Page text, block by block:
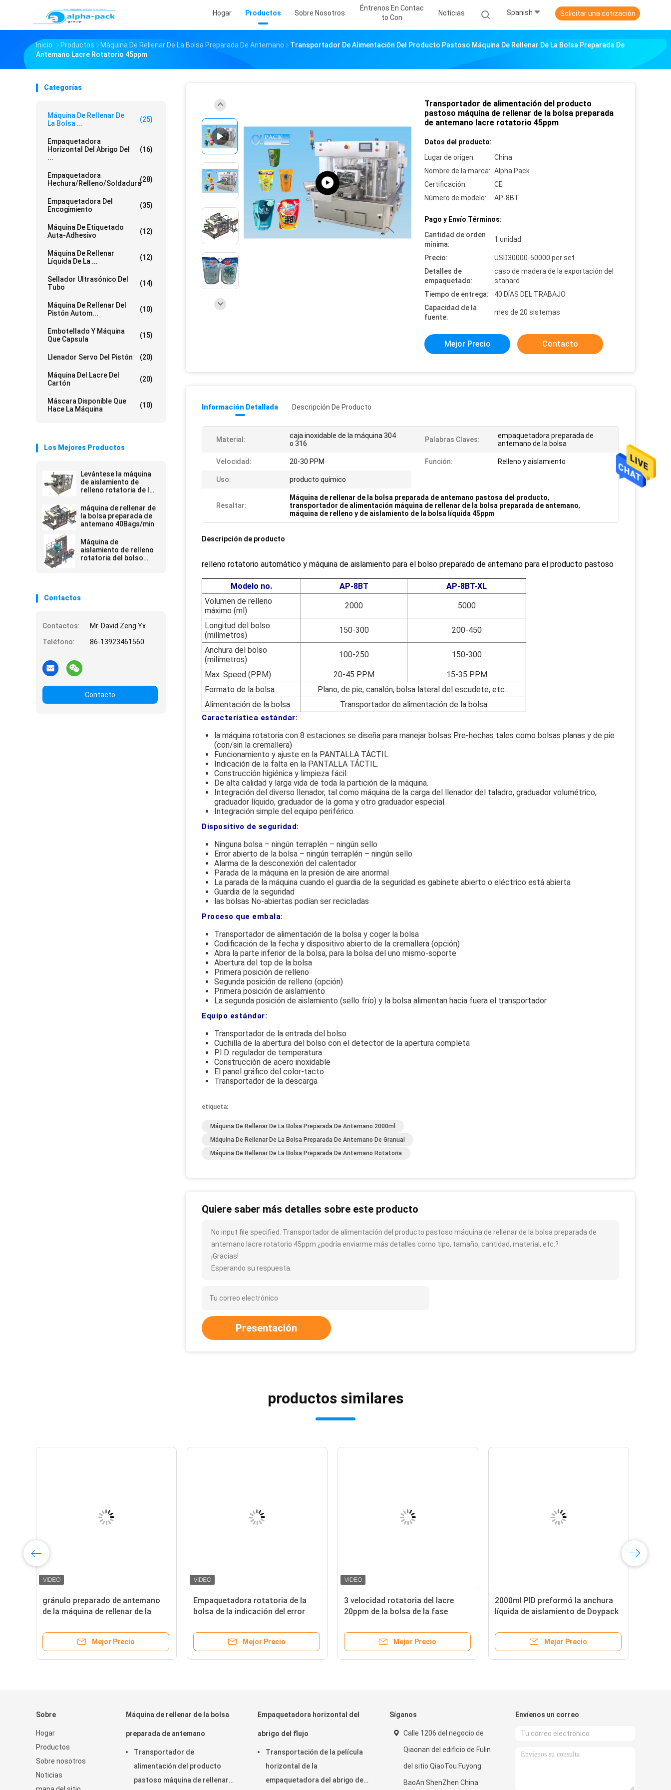
Hogar Productos Sobre Nosotros
Éntrenos En Contac
To Con
Noticias Spanish Solicitar una cotización
Inicio Productos Máquina De Rellenar De La Bolsa Preparada De Antemano
Transportador De Alimentación Del Producto Pastoso Máquina De Rellenar De La Bolsa Preparada De
Antemano Lacre Rotatorio 45ppm
Categorías
Máquina De Rellenar De
La Bolsa ...
(25)
Empaquetadora
Horizontal Del Abrigo Del
...
(16)
Empaquetadora
Hechura/relleno/soldadura(28)
Empaquetadora Del
Encogimiento
(35)
Máquina De Etiquetado
Auta-Adhesivo
(12)
Máquina De Rellenar
Líquida De La ...
(12)
Sellador Ultrasónico Del
Tubo
(14)
Máquina De Rellenar Del
Pistón Autom...
(10)
Embotellado Y Máquina
Que Capsula
(15)
Llenador Servo Del Pistón (20)
Máquina Del Lacre Del
Cartón
(20)
Máscara Disponible Que
Hace La Máquina
(10)
Los Mejores Productos
Levántese la máquina
de aislamiento de
relleno rotatoria de la
máquina de rellenar de
la bolsa preparada de
antemano 40Bags/min
Máquina de
aislamiento de relleno
rotatoria del bolso
Contactos
Contactos:
Mr. David Zeng Yx
Teléfono:
86-13923461560
Contacto
Transportador de alimentación del producto
pastoso máquina de rellenar de la bolsa preparada
de antemano lacre rotatorio 45ppm
Datos del producto:
Lugar de origen:
China
Nombre de la marca: Alpha Pack
Certificación:
CE
Número de modelo:
AP-8BT
Pago y Envío Términos:
Cantidad de orden
mínima:
1 unidad
Precio:
USD30000-50000 per set
Detalles de
empaquetado:
caso de madera de la exportación del
stanard
Tiempo de entrega:
40 DÍAS DEL TRABAJO
Capacidad de la
fuente:
mes de 20 sistemas
Mejor Precio Contacto
Información Detallada Descripción De Producto
Material:
caja inoxidable de la máquina 304
o 316
Palabras Claves:
empaquetadora preparada de
antemano de la bolsa
Velocidad: 20-30 PPM Función: Relleno y aislamiento
Uso: producto químico
Resaltar:
Máquina de rellenar de la bolsa preparada de antemano pastosa del producto,
transportador de alimentación máquina de rellenar de la bolsa preparada de antemano,
máquina de relleno y de aislamiento de la bolsa líquida 45ppm
Descripción de producto
relleno rotatorio automático y máquina de aislamiento para el bolso preparado de antemano para el producto pastoso
Modelo no. AP-8BT
AP-8BT-XL
Volumen de relleno
máximo (ml)
2000 5000
Longitud del bolso
(milímetros)
150-300 200-450
Anchura del bolso
(milímetros)
100-250 150-300
Max. Speed (PPM) 20-45 PPM
15-35 PPM
Formato de la bolsa
Plano, de pie, canalón, bolsa lateral del escudete, etc…
Alimentación de la bolsa
Transportador de alimentación de la bolsa
Característica estándar:
la máquina rotatoria con 8 estaciones se diseña para manejar bolsas Pre-hechas tales como bolsas planas y de pie
(con/sin la cremallera)
Funcionamiento y ajuste en la PANTALLA TÁCTIL.
Indicación de la falta en la PANTALLA TÁCTIL.
Construcción higiénica y limpieza fácil.
De alta calidad y larga vida de toda la partición de la máquina.
Integración del diverso llenador, tal como máquina de la carga del llenador del taladro, graduador volumétrico,
graduador líquido, graduador de la goma y otro graduador especial.
Integración simple del equipo periférico.
Dispositivo de seguridad:
Ninguna bolsa – ningún terraplén – ningún sello
Error abierto de la bolsa – ningún terraplén – ningún sello
Alarma de la desconexión del calentador
Parada de la máquina en la presión de aire anormal
La parada de la máquina cuando el guardia de la seguridad es gabinete abierto o eléctrico está abierta
Guardia de la seguridad
las bolsas No-abiertas podían ser recicladas
Proceso que embala:
Transportador de alimentación de la bolsa y coger la bolsa
Codificación de la fecha y dispositivo abierto de la cremallera (opción)
Abra la parte inferior de la bolsa, para la bolsa del uno mismo-soporte
Abertura del top de la bolsa
Primera posición de relleno
Segunda posición de relleno (opción)
Primera posición de aislamiento
La segunda posición de aislamiento (sello frío) y la bolsa alimentan hacia fuera el transportador
Equipo estándar:
Transportador de la entrada del bolso
Cuchilla de la abertura del bolso con el detector de la apertura completa
P.I.D. regulador de temperatura
Construcción de acero inoxidable
El panel gráfico del color-tacto
Transportador de la descarga
etiqueta:
Máquina De Rellenar De La Bolsa Preparada De Antemano 2000ml
Máquina De Rellenar De La Bolsa Preparada De Antemano De Granual
Máquina De Rellenar De La Bolsa Preparada De Antemano Rotatoria
Quiere saber más detalles sobre este producto
No input file specified. Transportador de alimentación del producto pastoso máquina de rellenar de la bolsa preparada de
antemano lacre rotatorio 45ppm ¿podría enviarme más detalles como tipo, tamaño, cantidad, material, etc.?
¡Gracias!
Esperando su respuesta.
Presentación
productos similares
gránulo preparado de antemano
de la máquina de rellenar de la
empaqueta OPP
Mejor Precio
Empaquetadora rotatoria de la
bolsa de la indicación del error
Doypack de la bolsa
Mejor Precio
3 velocidad rotatoria del lacre
20ppm de la bolsa de la fase
preparada de antemano de la
máquina de rellenarMejor Precio
2000ml PID preformó la anchura
líquida de aislamiento de Doypack
de la bolsa
Mejor Precio
Sobre
Hogar
Productos
Sobre nosotros
Noticias
Máquina de rellenar de la bolsa
preparada de antemano
Transportador de
alimentación del producto
pastoso máquina de rellenar
Empaquetadora horizontal del
abrigo del flujo
Transportación de la película
horizontal de la
empaquetadora del abrigo del
Síganos
Calle 1206 del negocio de
Qiaonan del edificio de Fulin
del sitio QiaoTou Fuyong
BaoAn ShenZhen China
Envíenos un correo